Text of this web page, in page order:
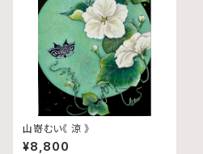
山嵜むい《 涼 》
¥8,800